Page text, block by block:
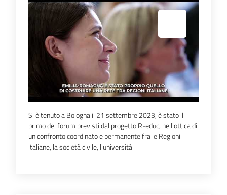
Espandi popup
Si è tenuto a Bologna il 21 settembre 2023, è stato il
primo dei forum previsti dal progetto R-educ, nell'ottica di
un confronto coordinato e permanente fra le Regioni
italiane, la società civile, l'università